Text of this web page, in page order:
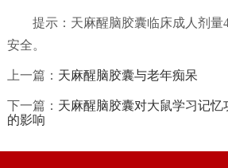
提示：天麻醒脑胶囊临床成人剂量
安全。
上一篇： 天麻醒脑胶囊与老年痴呆
下一篇： 天麻醒脑胶囊对大鼠学习记
的影响